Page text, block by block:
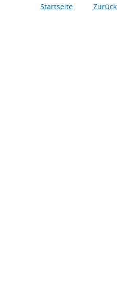
Startseite Zurück